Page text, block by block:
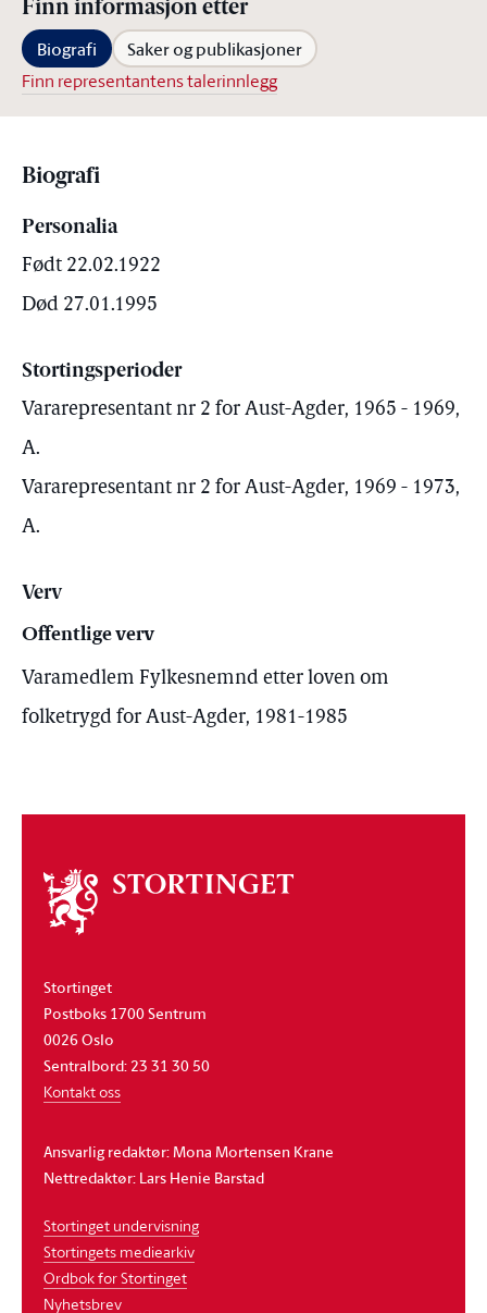
Finn informasjon etter
Biografi Saker og publikasjoner
Finn representantens talerinnlegg
Biografi
Personalia
Født 22.02.1922
Død 27.01.1995
Stortingsperioder
Vararepresentant nr 2 for Aust-Agder, 1965 - 1969,
A.
Vararepresentant nr 2 for Aust-Agder, 1969 - 1973,
A.
Verv
Offentlige verv
Varamedlem Fylkesnemnd etter loven om
folketrygd for Aust-Agder, 1981-1985
Om
stortinget
Stortinget
Postboks 1700 Sentrum
0026 Oslo
Sentralbord: 23 31 30 50
Kontakt oss
Ansvarlig redaktør: Mona Mortensen Krane
Nettredaktør: Lars Henie Barstad
Stortinget undervisning
Stortingets mediearkiv
Ordbok for Stortinget
Nyhetsbrev